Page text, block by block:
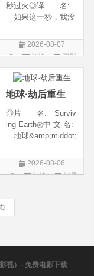
秒过火◎译 名:
如果这一秒，我没
年 代: 2026◎
产 地: 中国大
情 / 爱情◎语 言:
汉语普通话◎上映
2026-08-07
评论
国剧
地球·劫后重生
◎片 名: Surviv
ing Earth◎中 文 名:
地球&amp;middot;
名: 幸存地球◎
年 代: 2026◎
◎上映
2026-08-06
评论
纪录
视）- 免费电影下载